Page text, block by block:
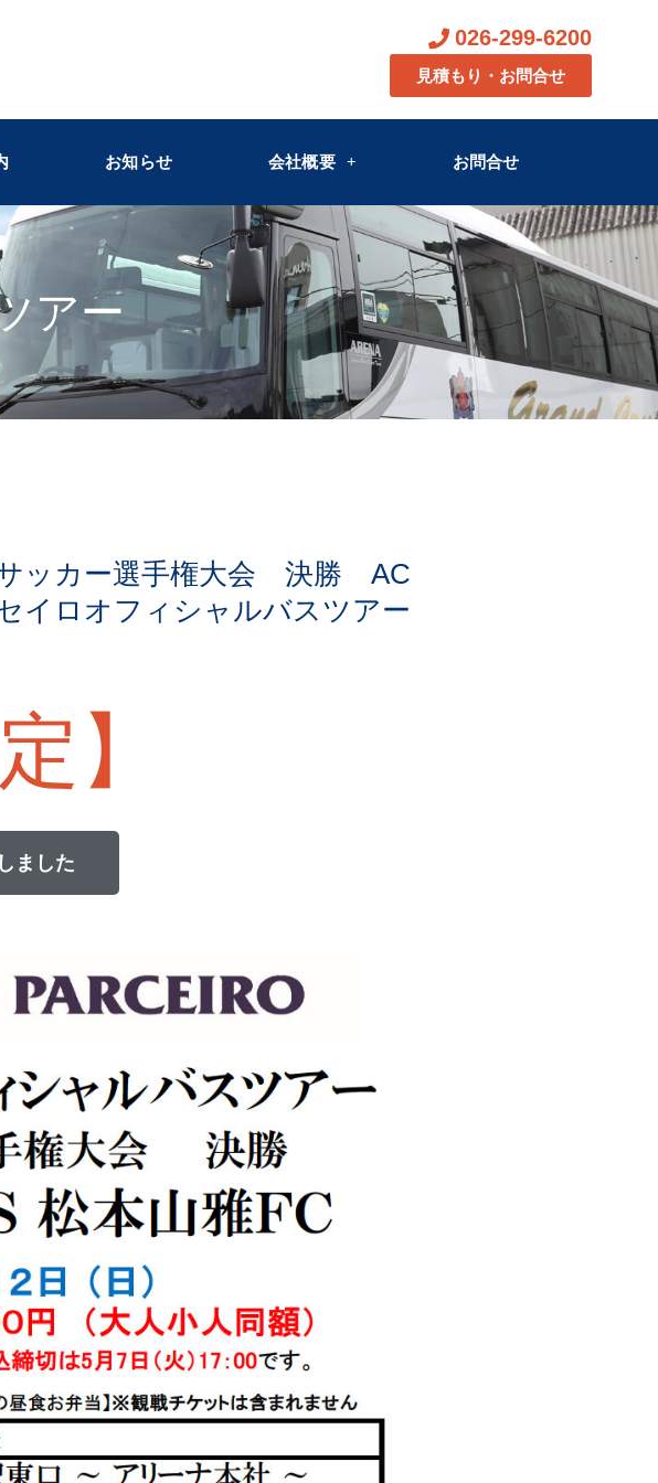
026-299-6200
見積もり・お問合せ
お知らせ 会社概要 お問合せ
アー
サッカー選手権大会 決勝 AC
イロオフィシャルバスツアー
】
ました